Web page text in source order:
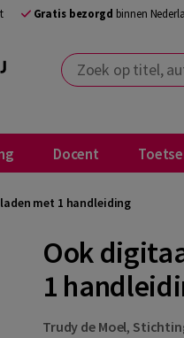
Gratis bezorgd binnen
Zoek op titel,
Docent
met 1 handleiding
Ook
1
Trudy de Moel,